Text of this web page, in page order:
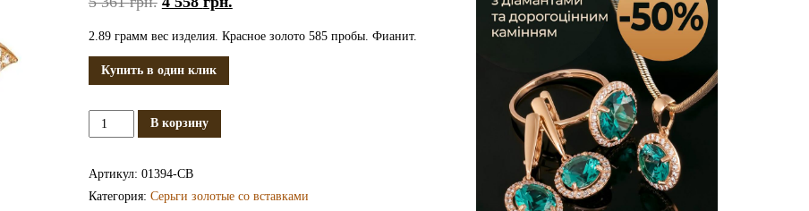
2.89 грамм вес изделия. Красное золото 585 пробы. Фианит.
Купить в один клик
Количество
Золотые
В корзину
Артикул: 01394-СВ
Категория: Серьги золотые со вставками